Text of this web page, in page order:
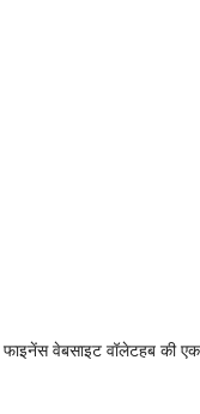
वेबसाइट वॉलेटहब की एक